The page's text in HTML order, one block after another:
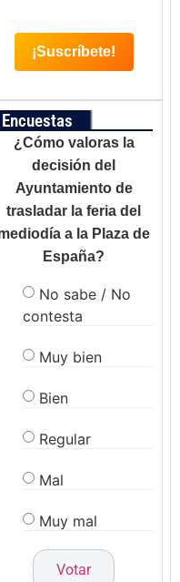
Encuestas
¿Cómo valoras la
decisión del
Ayuntamiento de
trasladar la feria del
a la Plaza de
España?
No sabe / No
contesta
Muy bien
Bien
Regular
Mal
Muy mal